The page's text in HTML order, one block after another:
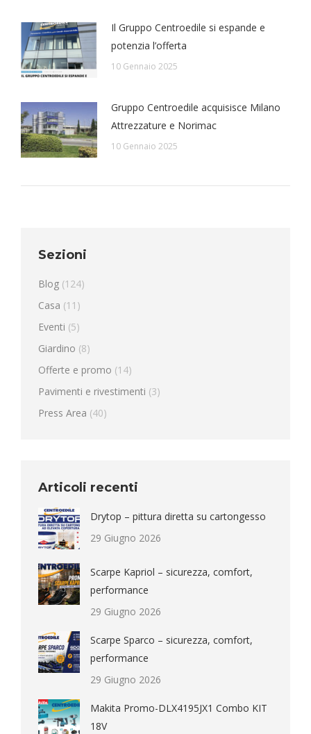
Il Gruppo Centroedile si espande e
potenzia l’offerta
10 Gennaio 2025
Gruppo Centroedile acquisisce Milano
Attrezzature e Norimac
10 Gennaio 2025
Sezioni
Blog (124)
Casa (11)
Eventi (5)
Giardino (8)
Offerte e promo (14)
Pavimenti e rivestimenti (3)
Press Area (40)
Articoli recenti
Drytop – pittura diretta su cartongesso
29 Giugno 2026
Scarpe Kapriol – sicurezza, comfort,
performance
29 Giugno 2026
Scarpe Sparco – sicurezza, comfort,
performance
29 Giugno 2026
Makita Promo-DLX4195JX1 Combo KIT
18V